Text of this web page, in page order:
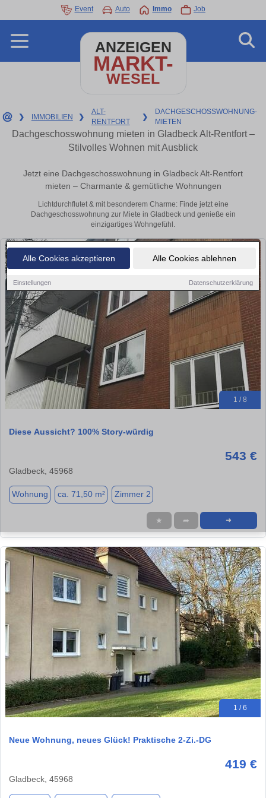
Alle Cookies akzeptieren Alle Cookies ablehnen
Einstellungen Datenschutzerklärung
Event Auto Immo Job
ANZEIGEN
MARKT-
WESEL
❯ IMMOBILIEN ❯
ALT-
RENTFORT
❯
DACHGESCHOSSWOHNUNG-
MIETEN
Dachgeschosswohnung mieten in Gladbeck Alt-Rentfort –
Stilvolles Wohnen mit Ausblick
Jetzt eine Dachgeschosswohnung in Gladbeck Alt-Rentfort
mieten – Charmante & gemütliche Wohnungen
Lichtdurchflutet & mit besonderem Charme: Finde jetzt eine
Dachgeschosswohnung zur Miete in Gladbeck und genieße ein
einzigartiges Wohngefühl.
1 / 8
Diese Aussicht? 100% Story-würdig
543 €
Gladbeck, 45968
Wohnung ca. 71,50 m² Zimmer 2
★ ➦ ➜
1 / 6
Neue Wohnung, neues Glück! Praktische 2-Zi.-DG
419 €
Gladbeck, 45968